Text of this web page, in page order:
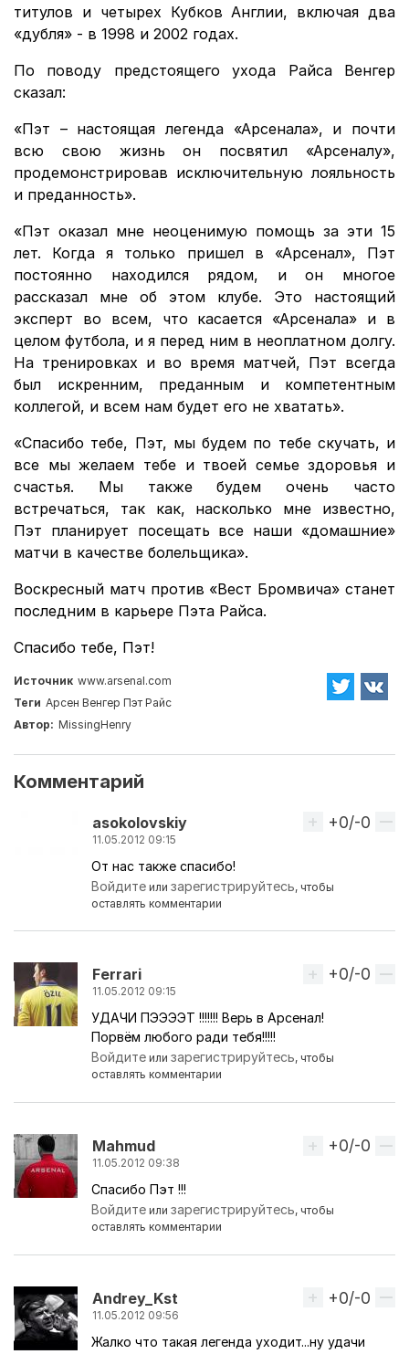
титулов и четырех Кубков Англии, включая два
«дубля» - в 1998 и 2002 годах.
По поводу предстоящего ухода Райса Венгер
сказал:
«Пэт – настоящая легенда «Арсенала», и почти
всю свою жизнь он посвятил «Арсеналу»,
продемонстрировав исключительную лояльность
и преданность».
«Пэт оказал мне неоценимую помощь за эти 15
лет. Когда я только пришел в «Арсенал», Пэт
постоянно находился рядом, и он многое
рассказал мне об этом клубе. Это настоящий
эксперт во всем, что касается «Арсенала» и в
целом футбола, и я перед ним в неоплатном долгу.
На тренировках и во время матчей, Пэт всегда
был искренним, преданным и компетентным
коллегой, и всем нам будет его не хватать».
«Спасибо тебе, Пэт, мы будем по тебе скучать, и
все мы желаем тебе и твоей семье здоровья и
счастья. Мы также будем очень часто
встречаться, так как, насколько мне известно,
Пэт планирует посещать все наши «домашние»
матчи в качестве болельщика».
Воскресный матч против «Вест Бромвича» станет
последним в карьере Пэта Райса.
Спасибо тебе, Пэт!
Источник www.arsenal.com
Теги Арсен Венгер Пэт Райс
Автор: MissingHenry
Комментарий
asokolovskiy
11.05.2012 09:15
Вверх
+0/-0
От нас также спасибо!
Войдите илизарегистрируйтесь, чтобы
оставлять комментарии
Ferrari
11.05.2012 09:15
Вверх
+0/-0
УДАЧИ ПЭЭЭЭТ !!!!!!! Верь в Арсенал!
Порвём любого ради тебя!!!!!
Войдите илизарегистрируйтесь, чтобы
оставлять комментарии
Mahmud
11.05.2012 09:38
Вверх
+0/-0
Спасибо Пэт !!!
Войдите илизарегистрируйтесь, чтобы
оставлять комментарии
Andrey_Kst
11.05.2012 09:56
Вверх
+0/-0
Жалко что такая легенда уходит...ну удачи